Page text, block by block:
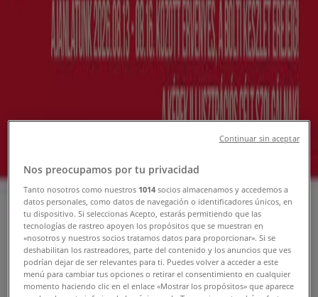
Tiendeo Győr-en »
Hiper-Szupermarketek Kínálat Győren
Aktuális különleges akciók
Lejár 8. 19.-ánGyőr
Feltételezett
Spar
Nos preocupamos por tu privacidad
Tanto nosotros como nuestros 1014 socios almacenamos y accedemos a
datos personales, como datos de navegación o identificadores únicos, en
tu dispositivo. Si seleccionas Acepto, estarás permitiendo que las
tecnologías de rastreo apoyen los propósitos que se muestran en
«nosotros y nuestros socios tratamos datos para proporcionar». Si se
deshabilitan los rastreadores, parte del contenido y los anuncios que ves
podrían dejar de ser relevantes para ti. Puedes volver a acceder a este
menú para cambiar tus opciones o retirar el consentimiento en cualquier
momento haciendo clic en el enlace «Mostrar los propósitos» que aparece
Continuar sin aceptar